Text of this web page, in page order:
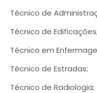
Técnico de
Técnico de Edificações;
Técnico em
Técnico de Estradas;
Técnico de Radiologia;